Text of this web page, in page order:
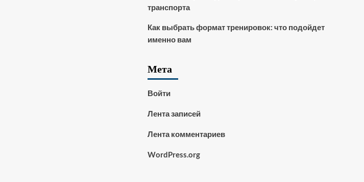
транспорта
Как выбрать формат тренировок: что подойдет
именно вам
Мета
Войти
Лента записей
Лента комментариев
WordPress.org